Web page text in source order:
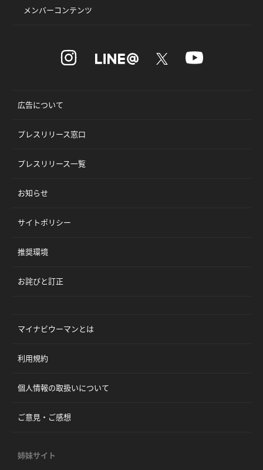
メンバーコンテンツ
広告について
プレスリリース窓口
プレスリリース一覧
お知らせ
サイトポリシー
推奨環境
お詫びと訂正
マイナビウーマンとは
利用規約
個人情報の取扱いについて
ご意見・ご感想
姉妹サイト